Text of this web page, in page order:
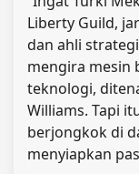
Liberty Guild,
dan ahli
mengira mesin
teknologi,
Williams. Tapi
berjongkok di
menyiapkan